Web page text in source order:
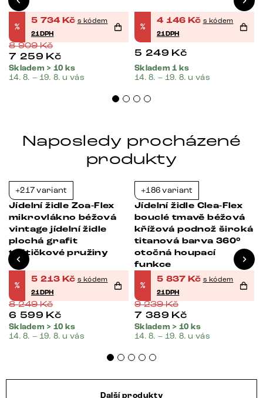
%
5 734 Kč s kódem
21DPH
8 909Kč
7 259 Kč
Skladem > 10 ks
14. 8. – 19. 8. u vás
%
4 146 Kč s kódem
21DPH
5 249 Kč
Skladem 1 ks
14. 8. – 19. 8. u vás
Naposledy procházené
produkty
+217 variant
Jídelní židle Zoa-Flex
mikrovlákno béžová
vintage jídelní židle
plochá grafit
taštičkové pružiny
%
5 213 Kč s kódem
21DPH
8 249Kč
6 599 Kč
Skladem > 10 ks
14. 8. – 19. 8. u vás
+186 variant
Jídelní židle Clea-Flex
bouclé tmavě béžová
křížová podnož široká
titanová barva 360°
otočná houpací
funkce
%
5 837 Kč s kódem
21DPH
9 239Kč
7 389 Kč
Skladem > 10 ks
14. 8. – 19. 8. u vás
Další produkty